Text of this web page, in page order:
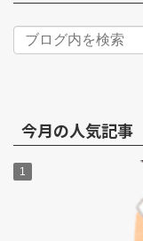
今月の人気記事